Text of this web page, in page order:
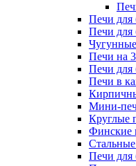
Печи для
Печи для
Печи на
Печи для
Печи в
Мини-
Круглые
Финские
Печи для